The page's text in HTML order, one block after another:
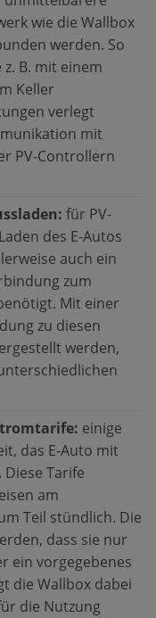
wie die Wallbox
werden. So
B. mit einem
Keller
verlegt
mit
PV-Controllern
für PV-
des E-Autos
auch ein
zum
Mit einer
zu diesen
werden,
einige
das E-Auto mit
Tarife
am
Teil stündlich. Die
dass sie nur
ein vorgegebenes
die Wallbox dabei
die Nutzung